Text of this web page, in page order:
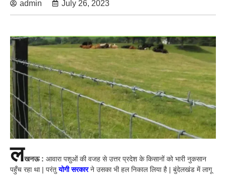
admin July 26, 2023
लखनऊ : आवारा पशुओं की वजह से उत्तर प्रदेश के किसानों को भारी नुकसान
पहुँच रहा था | परंतुयोगी सरकारने उसका भी हल निकाल लिया है | बुंदेलखंड में लागू